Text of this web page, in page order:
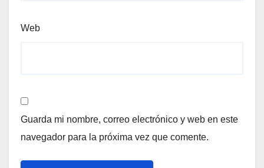
Web
Guarda mi nombre, correo electrónico y web en este
navegador para la próxima vez que comente.